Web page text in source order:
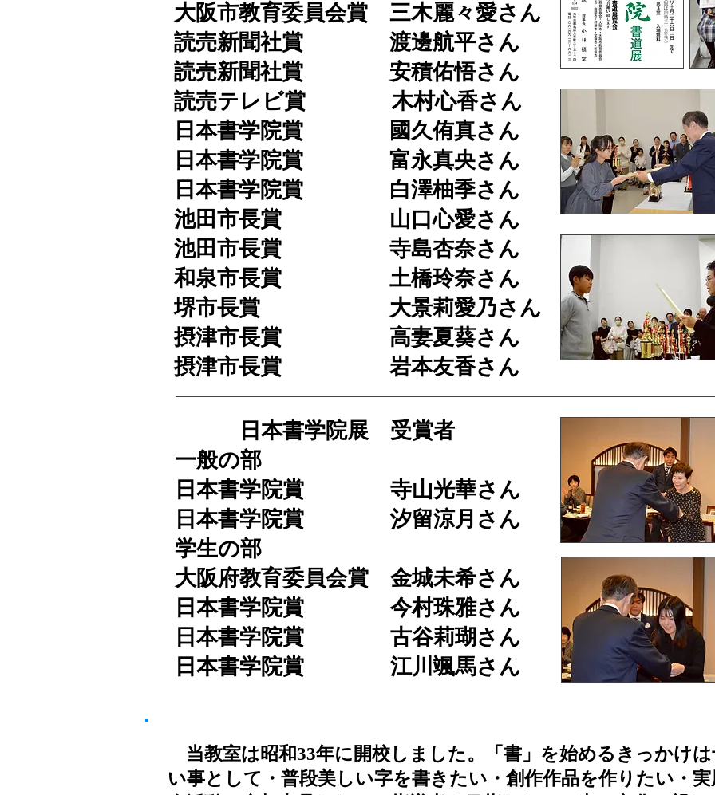
大阪市教育委員会賞 三木麗々愛さん
読売新聞社賞 渡邊航平さん
​読売新聞社賞 安積佑悟さん
​読売テレビ賞 木村心香さん
日本書学院賞 國久侑真さん
日本書学院賞 富永真央さん
日本書学院賞 白澤柚季さん
池田市長賞 山口心愛さん
池田市長賞 寺島杏奈さん
和泉市長賞 土橋玲奈さん
堺市長賞 大景莉愛乃さん
摂津市長賞 高妻夏葵さん
​摂津市長賞 岩本友香さん
​ 日本書学院展 受賞者
一般の部
日本書学院賞 寺山光華さん
​日本書学院賞 汐留涼月さん
学生の部
大阪府教育委員会賞 金城未希さん
日本書学院賞 今村珠雅さん
日本書学院賞 古谷莉瑚さん
日本書学院賞 江川颯馬さん
当教室は昭和33年に開校しました。「書」を始めるきっかけ
い事として・普段美しい字を書きたい・創作作品を作りたい・